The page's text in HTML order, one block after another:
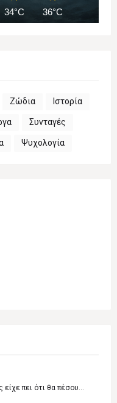
34°C 36°C
Ζώδια Ιστορία
Συνταγές
Ψυχολογία
πει ότι θα πέσου...